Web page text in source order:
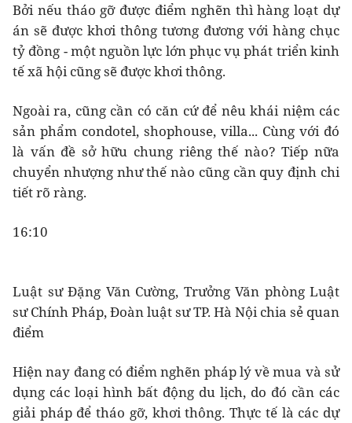
Bởi nếu tháo gỡ được điểm nghẽn thì hàng loạt dự
án sẽ được khơi thông tương đương với hàng chục
tỷ đồng - một nguồn lực lớn phục vụ phát triển kinh
tế xã hội cũng sẽ được khơi thông.
Ngoài ra, cũng cần có căn cứ để nêu khái niệm các
sản phẩm condotel, shophouse, villa... Cùng với đó
là vấn đề sở hữu chung riêng thế nào? Tiếp nữa
chuyển nhượng như thế nào cũng cần quy định chi
tiết rõ ràng.
16:10
Luật sư Đặng Văn Cường, Trưởng Văn phòng Luật
sư Chính Pháp, Đoàn luật sư TP. Hà Nội chia sẻ quan
điểm
Hiện nay đang có điểm nghẽn pháp lý về mua và sử
dụng các loại hình bất động du lịch, do đó cần các
giải pháp để tháo gỡ, khơi thông. Thực tế là các dự